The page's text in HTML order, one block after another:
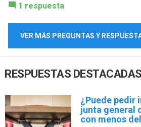
1 respuesta
VER MÁS PREGUNTAS Y
RESPUESTAS DESTACADAS
¿Puede pedir
junta general
con menos